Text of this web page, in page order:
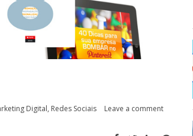
Digital, Redes Sociais Leave a comment